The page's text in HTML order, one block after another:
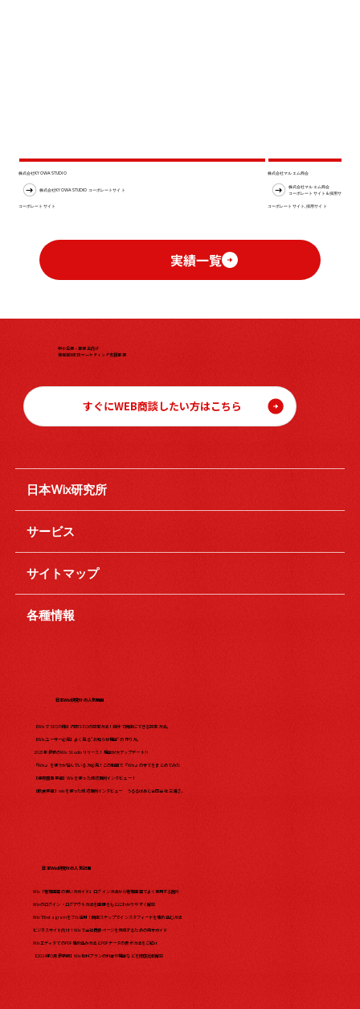
株式会社KYOWA STUDIO
株式会社KYOWA STUDIO コーポレートサイト
コーポレートサイト
株式会社マルエム商会
株式会社マルエム商会
コーポレートサイト＆採用サイト
コーポレートサイト, 採用サイト
実績一覧
中小企業・事業主向け
伴走型WEBマーケティング支援事業
すぐにWEB商談したい方はこちら
日本Wix研究所の人気動画
【WixでSEO対策】内部SEOの設定方法！自分で簡単にできる設定方法。
【Wixユーザー必見】よく見る"お知らせ機能"の作り方。
2023年最新のWix Studio リリース！機能が大アップデート?!
『Wix』を使うか悩んでいる方必見！この動画で『Wix』の全てをまとめてみた​
【保育園事業編】Wixを使った成功事例インタビュー！
【飲食業編】wixを使った成功事例インタビュー うるるはあと合同会社 三浦さ...
日本Wix研究所の人気記事
Wix「管理画面の使い方ガイド」ログイン方法から管理画面でよく使用する箇所
Wixのログイン・ログアウト方法を画像をもとにわかりやすく解説
WixでInstagramをフル活用！簡単ステップでインスタフィードを埋め込む方法
ビジネスサイト向け！Wixで会社概要ページを作成するための完全ガイド
WixエディタでのPDF埋め込み方法とPDFデータの表示方法をご紹介
【2024年5月最新版】Wix有料プランの料金や機能などを徹底比較解説
日本Wix研究所
サービス
サイトマップ
各種情報